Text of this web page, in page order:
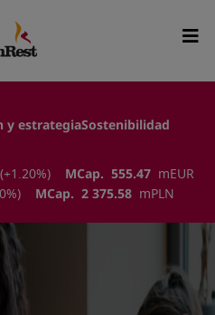
y estrategiaSostenibilidad
(+1.20%) MCap. 555.47 m EUR
%) MCap. 2 375.58 m PLN